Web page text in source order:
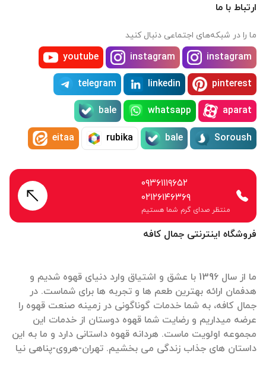
فروشگاه اینترنتی جمال کافه
ما از سال 1396 با عشق و اشتیاق وارد دنیای قهوه شدیم و
هدفمان ارائه بهترین طعم ها و تجربه ها برای شماست. در
جمال کافه، به شما خدمات گوناگونی در زمینه صنعت قهوه را
عرضه میداریم و رضایت شما قهوه دوستان از خدمات این
مجموعه اولویت ماست. هردانه قهوه داستانی دارد و ما به این
داستان های جذاب زندگی می بخشیم. تهران-هروی-پناهی نیا
ارتباط با ما
ما را در شبکه‌های اجتماعی دنبال کنید
instagram
instagram
youtube
pinterest
linkedin
telegram
aparat
whatsapp
bale
Soroush
bale
rubika
eitaa
۰۹۳۶۱۱۱۹۶۵۲
۰۲۱۲۶۱۴۶۳۶۹
منتظر صدای گرم شما هستیم